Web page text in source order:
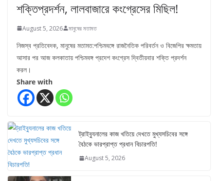
শক্তিপ্রদর্শন, লালবাজারে কংগ্রেসের মিছিল!
August 5, 2026 মানুষের মতামত
নিজস্ব প্রতিবেদক, মানুষের মতামত:পশ্চিমবঙ্গে রাজনৈতিক পরিবর্তন ও বিজেপির ক্ষমতায়
আসার পর আজ কলকাতায় পশ্চিমবঙ্গ প্রদেশ কংগ্রেস দ্বিতীয়বার শক্তি প্রদর্শন
করল।
Share with
ট্রাইব্যুনালের কাজ খতিয়ে দেখতে মুখ্যসচিবের সঙ্গে
বৈঠকে ভারপ্রাপ্ত প্রধান বিচারপতি!
August 5, 2026